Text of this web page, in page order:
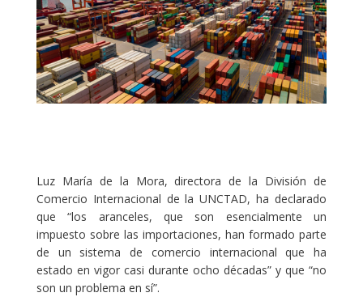
Luz María de la Mora, directora de la División de
Comercio Internacional de la UNCTAD, ha declarado
que “los aranceles, que son esencialmente un
impuesto sobre las importaciones, han formado parte
de un sistema de comercio internacional que ha
estado en vigor casi durante ocho décadas” y que “no
son un problema en sí”.